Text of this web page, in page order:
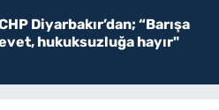
Diyarbakır’dan; “Barışa
hukuksuzluğa hayır"